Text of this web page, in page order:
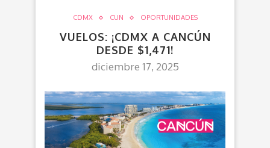
CDMX CUN OPORTUNIDADES
VUELOS: ¡CDMX A CANCÚN
DESDE $1,471!
diciembre 17, 2025